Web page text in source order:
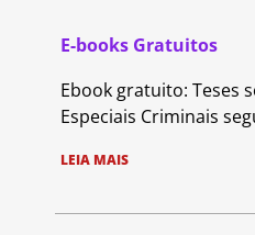
E-books Gratuitos
Ebook gratuito: Teses
Especiais Criminais
LEIA MAIS